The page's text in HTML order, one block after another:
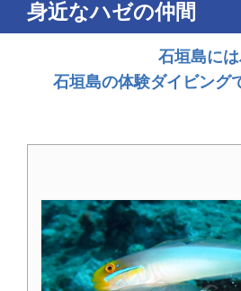
身近なハゼの仲間
石垣島に
石垣島の体験ダイビング